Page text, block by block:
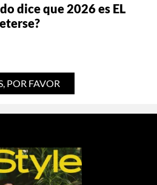
dice que 2026 es EL
POR FAVOR